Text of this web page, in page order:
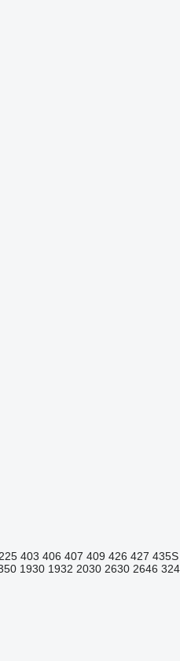
225 403 406 407 409 426 427 435S
1930 1932 2030 2630 2646